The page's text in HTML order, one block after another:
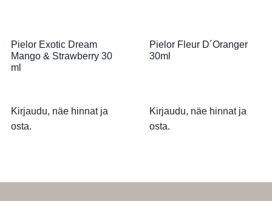
Pielor Exotic Dream
Mango & Strawberry 30
ml
Kirjaudu, näe hinnat ja
osta.
Pielor Fleur D´Oranger
30ml
Kirjaudu, näe hinnat ja
osta.